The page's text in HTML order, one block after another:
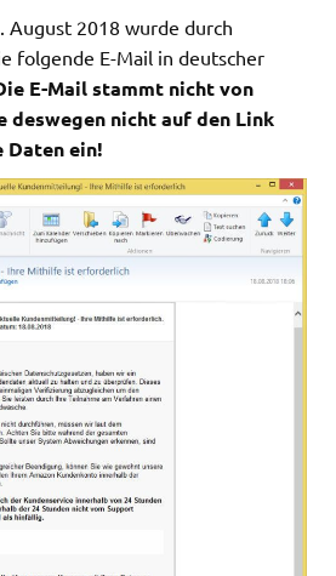
August 2018 wurde durch
folgende E-Mail in deutscher
E-Mail stammt nicht von
deswegen nicht auf den Link
Daten ein!